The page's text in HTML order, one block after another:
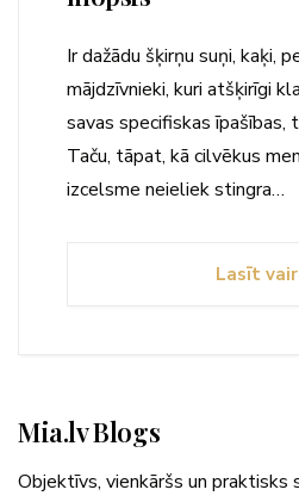
Ir dažādu šķirņu suņi, kaķi,
mājdzīvnieki, kuri atšķirīgi
savas specifiskas īpašības,
Taču, tāpat, kā cilvēkus
izcelsme neieliek stingra…
Lasīt
Mia.lv Blogs
Objektīvs, vienkāršs un praktisks